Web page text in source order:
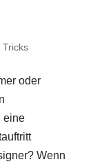
Tricks
oder
eine
Wenn